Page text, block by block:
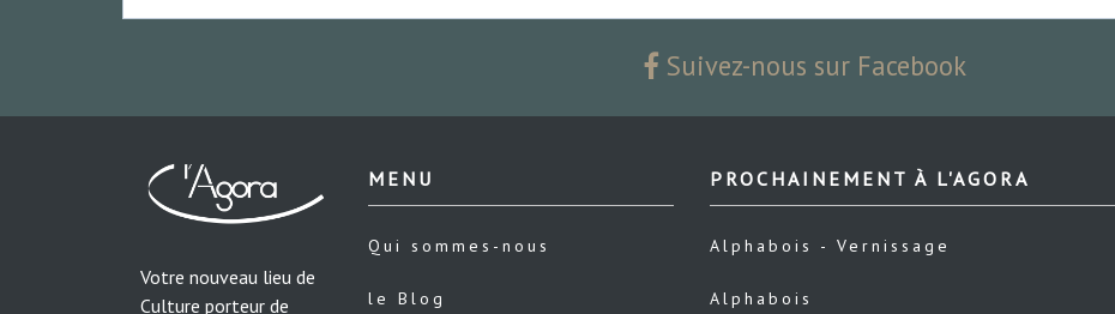
Suivez-nous sur Facebook
Votre nouveau lieu de
Culture porteur de
MENU
Qui sommes-nous
le Blog
PROCHAINEMENT À L'AGORA
Alphabois - Vernissage
Alphabois